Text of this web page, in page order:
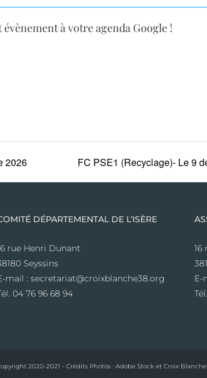
à votre agenda Google !
2026 FC PSE1 (Recyclage)- Le 9
DÉPARTEMENTAL DE L’ISÈRE
rue Henri Dunant
Seyssins
mail : secretariat@croixblanche38.org
04 76 96 68 94
16
E-
2020-2021 - Crédits Photos : Adobe Stock et Croix